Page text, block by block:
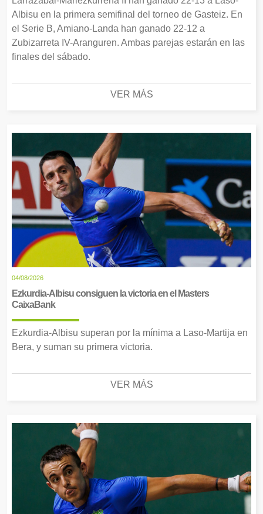
Albisu en la primera semifinal del torneo de Gasteiz. En
el Serie B, Amiano-Landa han ganado 22-12 a
Zubizarreta IV-Aranguren. Ambas parejas estarán en las
finales del sábado.
VER MÁS
04/08/2026
Ezkurdia-Albisu consiguen la victoria en el Masters
CaixaBank
Ezkurdia-Albisu superan por la mínima a Laso-Martija en
Bera, y suman su primera victoria.
VER MÁS